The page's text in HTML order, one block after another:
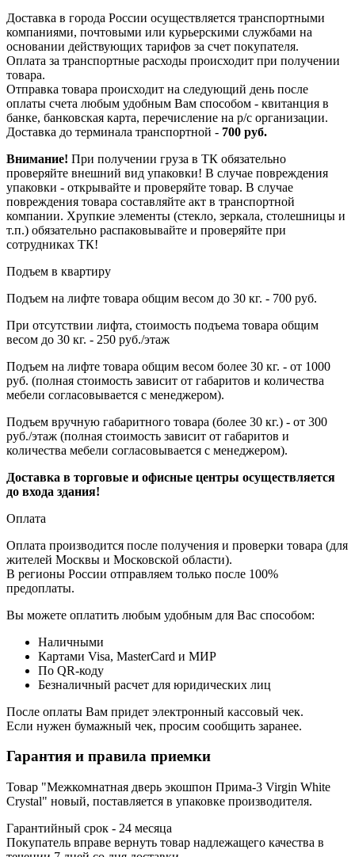
Доставка в города России осуществляется транспортными
компаниями, почтовыми или курьерскими службами на
основании действующих тарифов за счет покупателя.
Оплата за транспортные расходы происходит при получении
товара.
Отправка товара происходит на следующий день после
оплаты счета любым удобным Вам способом - квитанция в
банке, банковская карта, перечисление на р/с организации.
Доставка до терминала транспортной - 700 руб.
Внимание! При получении груза в ТК обязательно
проверяйте внешний вид упаковки! В случае повреждения
упаковки - открывайте и проверяйте товар. В случае
повреждения товара составляйте акт в транспортной
компании. Хрупкие элементы (стекло, зеркала, столешницы и
т.п.) обязательно распаковывайте и проверяйте при
сотрудниках ТК!
Подъем в квартиру
Подъем на лифте товара общим весом до 30 кг. - 700 руб.
При отсутствии лифта, стоимость подъема товара общим
весом до 30 кг. - 250 руб./этаж
Подъем на лифте товара общим весом более 30 кг. - от 1000
руб. (полная стоимость зависит от габаритов и количества
мебели согласовывается с менеджером).
Подъем вручную габаритного товара (более 30 кг.) - от 300
руб./этаж (полная стоимость зависит от габаритов и
количества мебели согласовывается с менеджером).
Доставка в торговые и офисные центры осуществляется
до входа здания!
Оплата
Оплата производится после получения и проверки товара (для
жителей Москвы и Московской области).
В регионы России отправляем только после 100%
предоплаты.
Вы можете оплатить любым удобным для Вас способом:
Наличными
Картами Visa, MasterCard и МИР
По QR-коду
Безналичный расчет для юридических лиц
После оплаты Вам придет электронный кассовый чек.
Если нужен бумажный чек, просим сообщить заранее.
Гарантия и правила приемки
Товар "Межкомнатная дверь экошпон Прима-3 Virgin White
Сrystal" новый, поставляется в упаковке производителя.
Гарантийный срок - 24 месяца
Покупатель вправе вернуть товар надлежащего качества в